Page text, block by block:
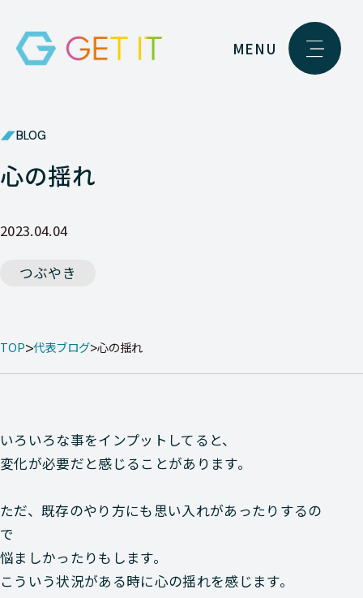
MENU
BLOG
心の揺れ
2023.04.04
つぶやき
TOP 代表ブログ 心の揺れ
いろいろな事をインプットしてると、
変化が必要だと感じることがあります。
ただ、既存のやり方にも思い入れがあったりするの
で
悩ましかったりもします。
こういう状況がある時に心の揺れを感じます。